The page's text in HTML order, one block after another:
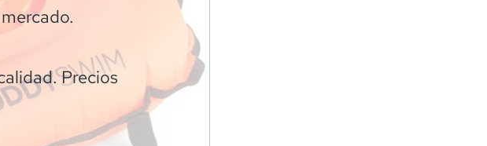
Precios